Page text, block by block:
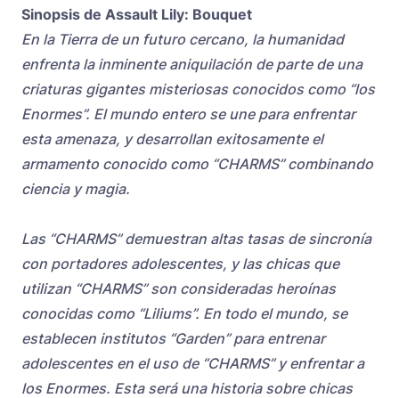
Sinopsis de Assault Lily: Bouquet
En la Tierra de un futuro cercano, la humanidad
enfrenta la inminente aniquilación de parte de una
criaturas gigantes misteriosas conocidos como “los
Enormes”. El mundo entero se une para enfrentar
esta amenaza, y desarrollan exitosamente el
armamento conocido como “CHARMS” combinando
ciencia y magia.
Las “CHARMS” demuestran altas tasas de sincronía
con portadores adolescentes, y las chicas que
utilizan “CHARMS” son consideradas heroínas
conocidas como “Liliums”. En todo el mundo, se
establecen institutos “Garden” para entrenar
adolescentes en el uso de “CHARMS” y enfrentar a
los Enormes. Esta será una historia sobre chicas